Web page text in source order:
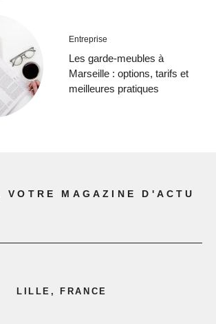
Entreprise
Les garde-meubles à
Marseille : options, tarifs et
meilleures pratiques
VOTRE MAGAZINE D'ACTU
LILLE, FRANCE